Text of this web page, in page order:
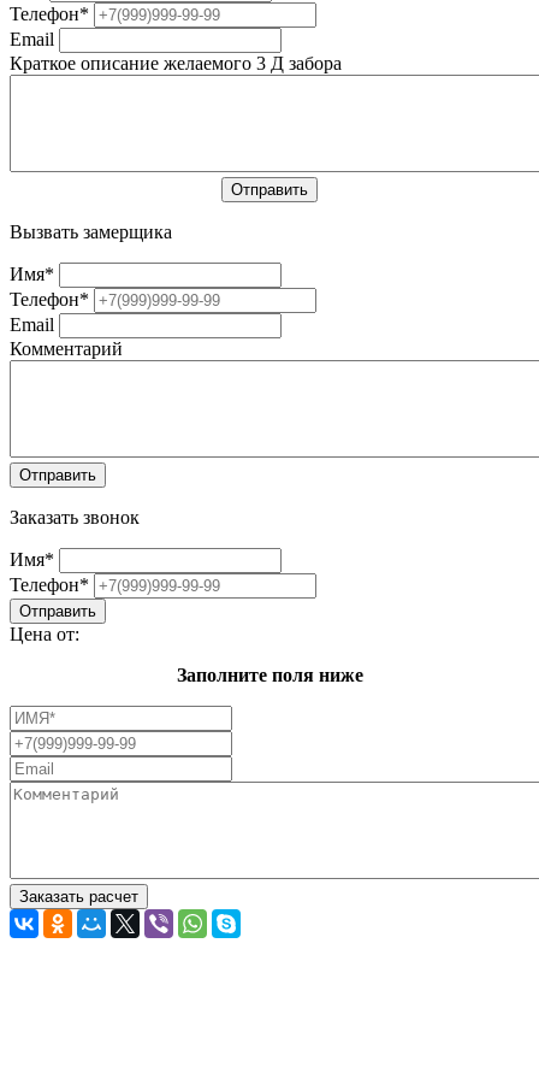
Телефон*
Email
Краткое описание желаемого 3 Д забора
Вызвать замерщика
Имя*
Телефон*
Email
Комментарий
Заказать звонок
Имя*
Телефон*
Цена от:
Заполните поля ниже